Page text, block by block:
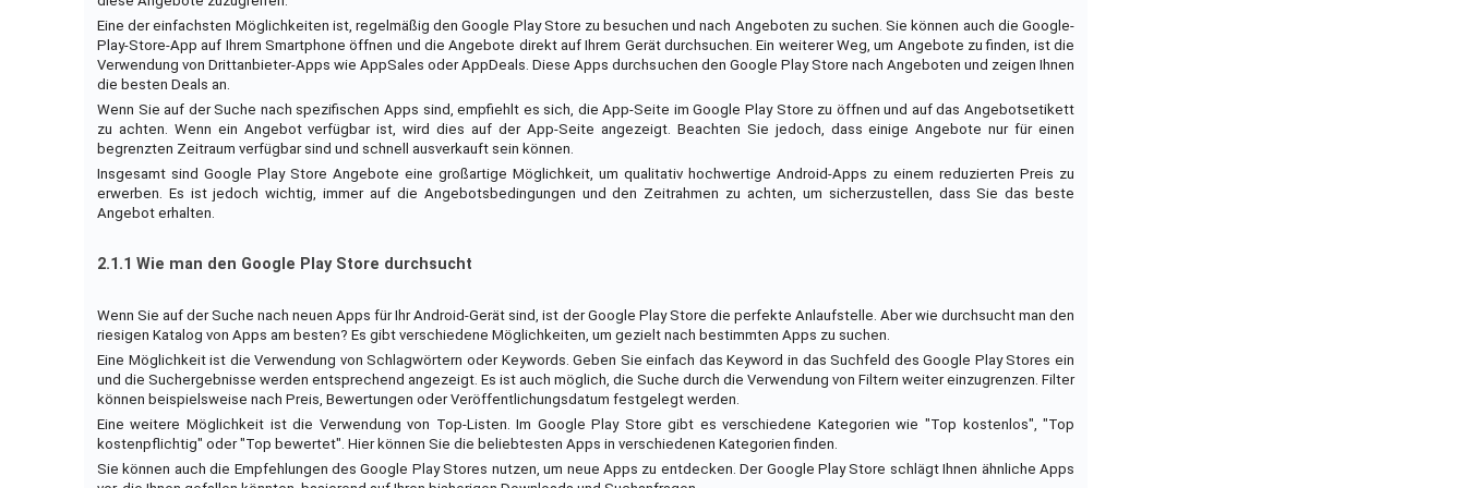
Eine der einfachsten Möglichkeiten ist, regelmäßig den Google Play Store zu besuchen und nach Angeboten zu suchen. Sie können auch die Google-
Play-Store-App auf Ihrem Smartphone öffnen und die Angebote direkt auf Ihrem Gerät durchsuchen. Ein weiterer Weg, um Angebote zu finden, ist die
Verwendung von Drittanbieter-Apps wie AppSales oder AppDeals. Diese Apps durchsuchen den Google Play Store nach Angeboten und zeigen Ihnen
die besten Deals an.
Wenn Sie auf der Suche nach spezifischen Apps sind, empfiehlt es sich, die App-Seite im Google Play Store zu öffnen und auf das Angebotsetikett
zu achten. Wenn ein Angebot verfügbar ist, wird dies auf der App-Seite angezeigt. Beachten Sie jedoch, dass einige Angebote nur für einen
begrenzten Zeitraum verfügbar sind und schnell ausverkauft sein können.
Insgesamt sind Google Play Store Angebote eine großartige Möglichkeit, um qualitativ hochwertige Android-Apps zu einem reduzierten Preis zu
erwerben. Es ist jedoch wichtig, immer auf die Angebotsbedingungen und den Zeitrahmen zu achten, um sicherzustellen, dass Sie das beste
Angebot erhalten.
2.1.1 Wie man den Google Play Store durchsucht
Wenn Sie auf der Suche nach neuen Apps für Ihr Android-Gerät sind, ist der Google Play Store die perfekte Anlaufstelle. Aber wie durchsucht man den
riesigen Katalog von Apps am besten? Es gibt verschiedene Möglichkeiten, um gezielt nach bestimmten Apps zu suchen.
Eine Möglichkeit ist die Verwendung von Schlagwörtern oder Keywords. Geben Sie einfach das Keyword in das Suchfeld des Google Play Stores ein
und die Suchergebnisse werden entsprechend angezeigt. Es ist auch möglich, die Suche durch die Verwendung von Filtern weiter einzugrenzen. Filter
können beispielsweise nach Preis, Bewertungen oder Veröffentlichungsdatum festgelegt werden.
Eine weitere Möglichkeit ist die Verwendung von Top-Listen. Im Google Play Store gibt es verschiedene Kategorien wie "Top kostenlos", "Top
kostenpflichtig" oder "Top bewertet". Hier können Sie die beliebtesten Apps in verschiedenen Kategorien finden.
Sie können auch die Empfehlungen des Google Play Stores nutzen, um neue Apps zu entdecken. Der Google Play Store schlägt Ihnen ähnliche Apps